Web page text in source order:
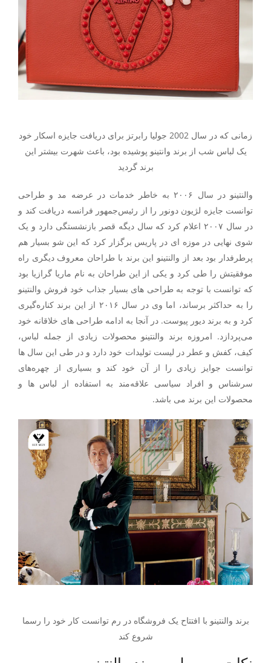
زمانی که در سال 2002 جولیا رابرتز برای دریافت جایزه اسکار خود
یک لباس شب از برند وانتینو پوشیده بود، باعث شهرت بیشتر این
برند گردید
والنتینو در سال ۲۰۰۶ به خاطر خدمات در عرضه مد و طراحی
توانست جایزه لژیون دونور را از رئیس‌جمهور فرانسه دریافت کند و
در سال ۲۰۰۷ اعلام کرد که سال دیگه قصر بازنشستگی دارد و یک
شوی نهایی در موزه ای در پاریس برگزار کرد که این شو بسیار هم
پرطرفدار بود‌ بعد از والنتینو این برند با طراحان معروف دیگری راه
موفقیتش را طی کرد و یکی از این طراحان به نام ماریا گرازیا بود
که توانست با توجه به طراحی های بسیار جذاب خود فروش والنتینو
را به حداکثر برساند، اما وی در سال ۲۰۱۶ از این برند کناره‌گیری
کرد و به برند دیور پیوست. در آنجا به ادامه طراحی های خلاقانه خود
می‌پردازد. امروزه برند والنتینو محصولات زیادی از جمله لباس،
کیف، کفش و عطر در لیست تولیدات خود دارد و در طی این سال ها
توانست جوایز زیادی را از آن خود کند و بسیاری از چهره‌های
سرشناس و افراد سیاسی علاقه‌مند به استفاده از لباس ها و
محصولات این برند می باشد.
برند والنتینو با افتتاح یک فروشگاه در رم توانست کار خود را رسما
شروع کند